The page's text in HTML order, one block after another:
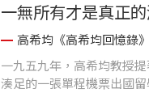
一無所有才是真正
高希均《高希均回憶錄》
一九五九年，高希均教授
湊足的一張單程機票出國留